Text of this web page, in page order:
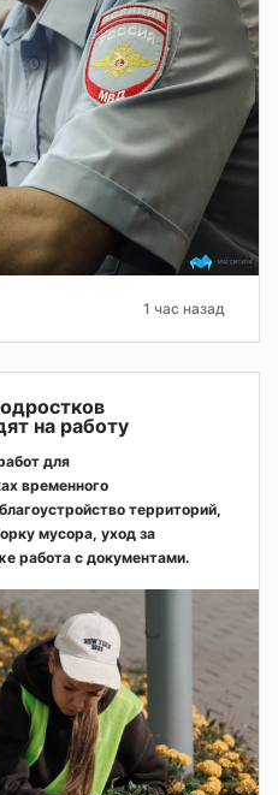
1 час назад
на работу
для
временного
территорий,
мусора, уход за
работа с документами.